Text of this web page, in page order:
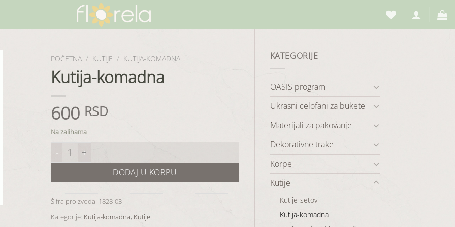
KATEGORIJE
OASIS program
Ukrasni celofani za bukete
Materijali za pakovanje
Dekorativne trake
Korpe
Kutije
Kutije-setovi
Kutija-komadna
POČETNA / KUTIJE / KUTIJA-KOMADNA
Kutija-komadna
600 RSD
Na zalihama
Kutija-komadna količina
DODAJ U KORPU
Šifra proizvoda: 1828-03
Kategorije: Kutija-komadna, Kutije